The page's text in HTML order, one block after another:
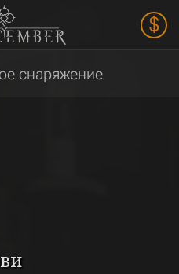
$
снаряжение